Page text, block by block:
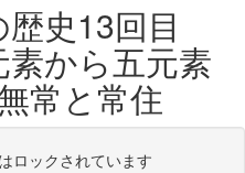
歴史13回目
から五元素
と常住
ロックされています